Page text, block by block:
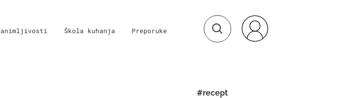
Škola kuhanja Preporuke
#recept